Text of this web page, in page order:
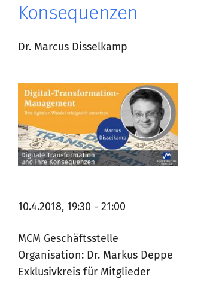
Konsequenzen
Dr. Marcus Disselkamp
10.4.2018, 19:30 - 21:00
MCM Geschäftsstelle
Organisation: Dr. Markus Deppe
Exklusivkreis für Mitglieder